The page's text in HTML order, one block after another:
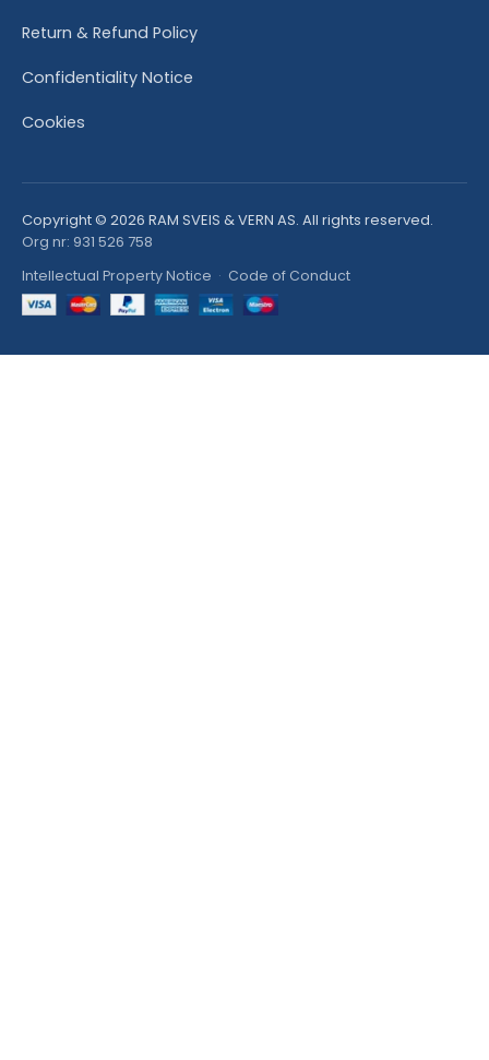
Return & Refund Policy
Confidentiality Notice
Cookies
Copyright © 2026 RAM SVEIS & VERN AS. All rights reserved.
Org nr: 931 526 758
Intellectual Property Notice · Code of Conduct